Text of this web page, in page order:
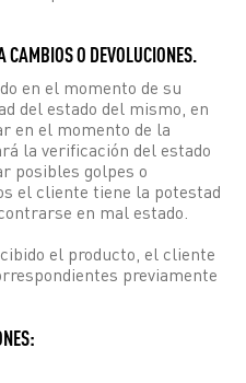
CAMBIOS O DEVOLUCIONES.
en el momento de su
del estado del mismo, en
en el momento de la
la verificación del estado
posibles golpes o
el cliente tiene la potestad
en mal estado.
el producto, el cliente
previamente